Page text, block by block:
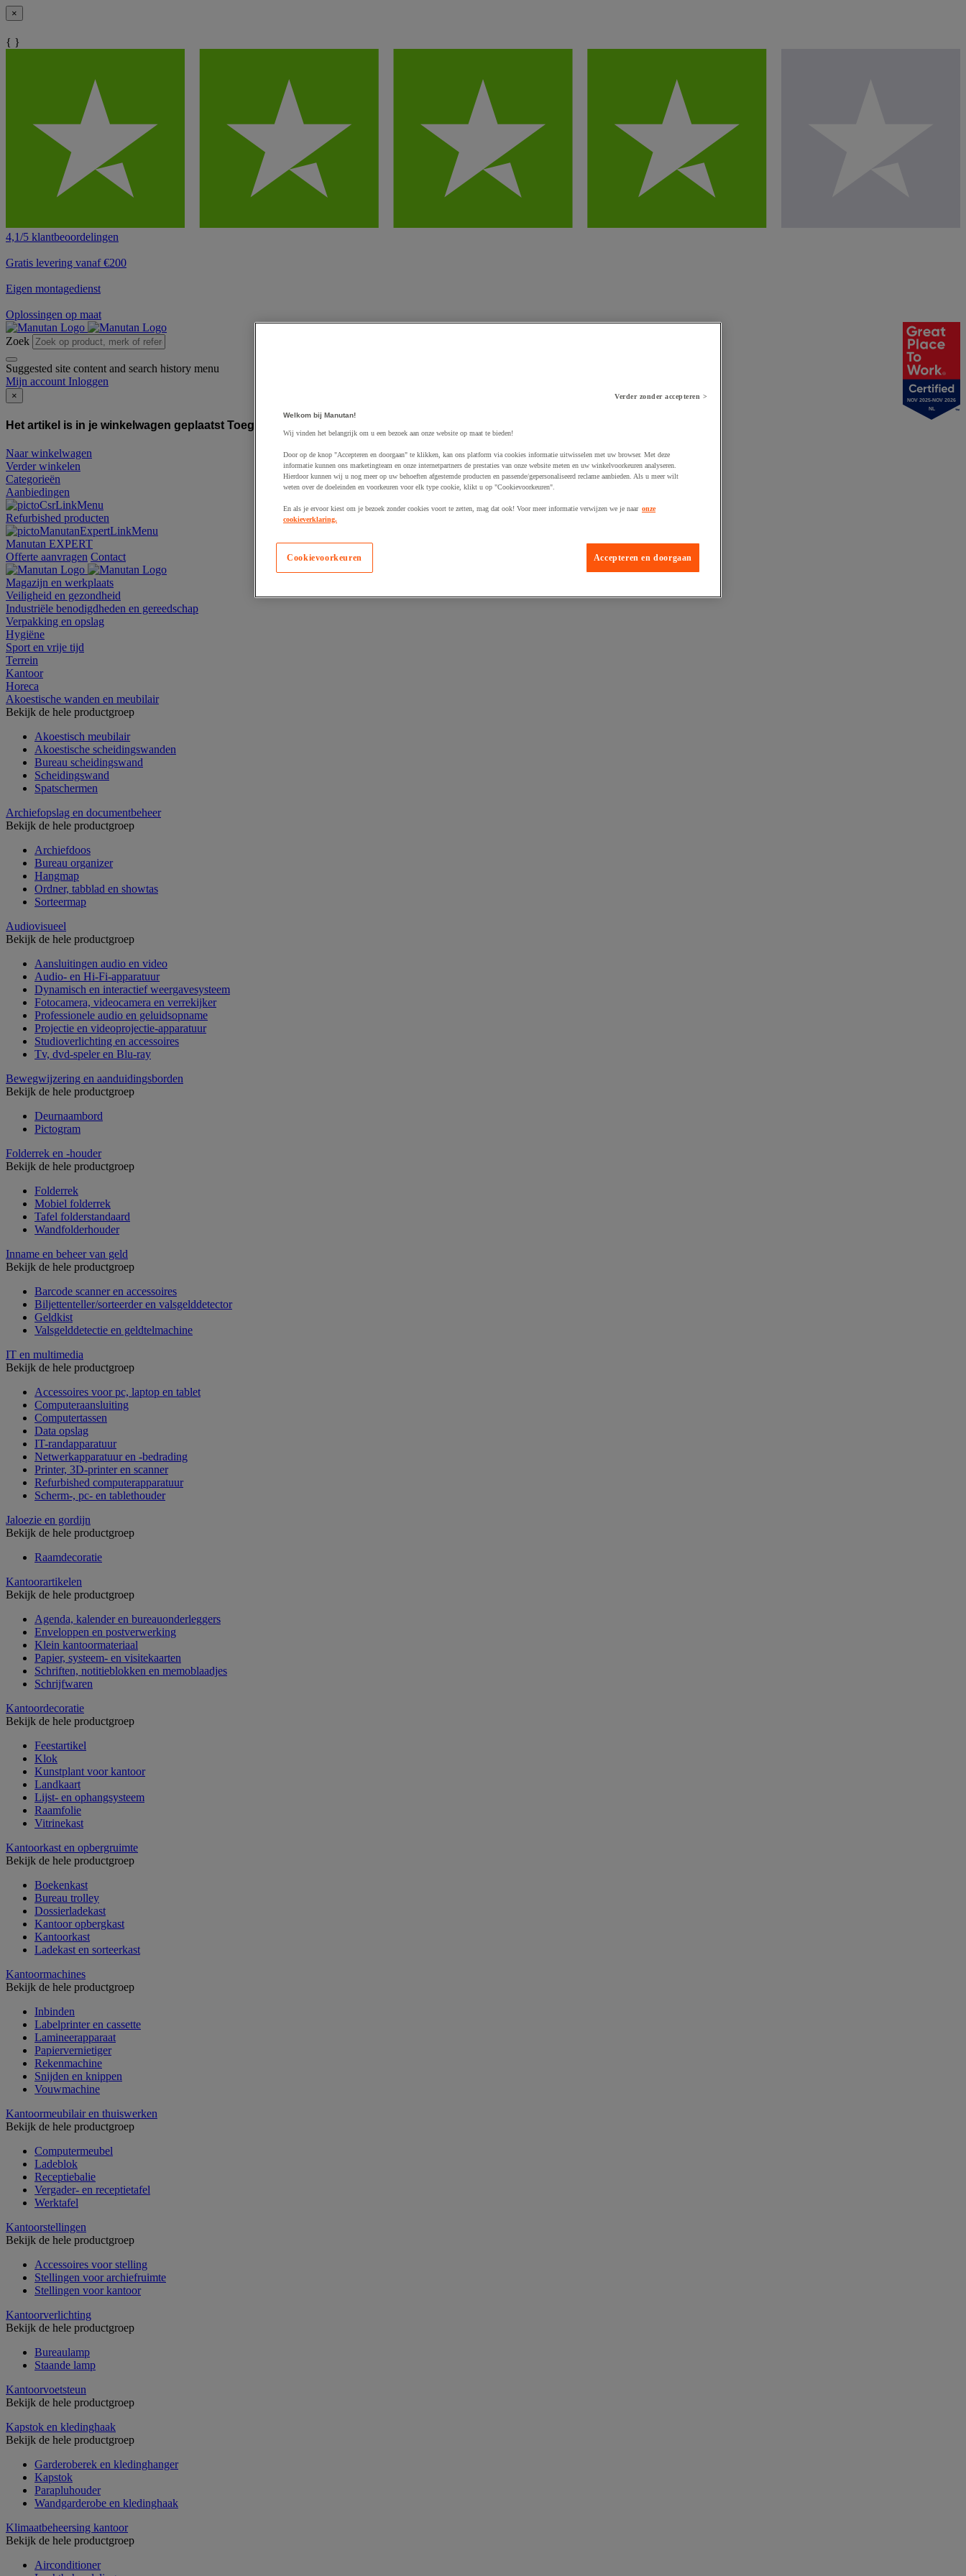
×
{ }
4,1/5 klantbeoordelingen
Gratis levering vanaf €200
Eigen montagedienst
Oplossingen op maat
Zoek
Suggested site content and search history menu
Mijn account Inloggen
×
Het artikel is in je winkelwagen geplaatst Toegevoegd aan winkelwagen
Naar winkelwagen
Verder winkelen
Categorieën
Aanbiedingen
Refurbished producten
Manutan EXPERT
Offerte aanvragen Contact
Magazijn en werkplaats
Veiligheid en gezondheid
Industriële benodigdheden en gereedschap
Verpakking en opslag
Hygiëne
Sport en vrije tijd
Terrein
Kantoor
Horeca
Akoestische wanden en meubilair
Bekijk de hele productgroep
Akoestisch meubilair
Akoestische scheidingswanden
Bureau scheidingswand
Scheidingswand
Spatschermen
Archiefopslag en documentbeheer
Bekijk de hele productgroep
Archiefdoos
Bureau organizer
Hangmap
Ordner, tabblad en showtas
Sorteermap
Audiovisueel
Bekijk de hele productgroep
Aansluitingen audio en video
Audio- en Hi-Fi-apparatuur
Dynamisch en interactief weergavesysteem
Fotocamera, videocamera en verrekijker
Professionele audio en geluidsopname
Projectie en videoprojectie-apparatuur
Studioverlichting en accessoires
Tv, dvd-speler en Blu-ray
Bewegwijzering en aanduidingsborden
Bekijk de hele productgroep
Deurnaambord
Pictogram
Folderrek en -houder
Bekijk de hele productgroep
Folderrek
Mobiel folderrek
Tafel folderstandaard
Wandfolderhouder
Inname en beheer van geld
Bekijk de hele productgroep
Barcode scanner en accessoires
Biljettenteller/sorteerder en valsgelddetector
Geldkist
Valsgelddetectie en geldtelmachine
IT en multimedia
Bekijk de hele productgroep
Accessoires voor pc, laptop en tablet
Computeraansluiting
Computertassen
Data opslag
IT-randapparatuur
Netwerkapparatuur en -bedrading
Printer, 3D-printer en scanner
Refurbished computerapparatuur
Scherm-, pc- en tablethouder
Jaloezie en gordijn
Bekijk de hele productgroep
Raamdecoratie
Kantoorartikelen
Bekijk de hele productgroep
Agenda, kalender en bureauonderleggers
Enveloppen en postverwerking
Klein kantoormateriaal
Papier, systeem- en visitekaarten
Schriften, notitieblokken en memoblaadjes
Schrijfwaren
Kantoordecoratie
Bekijk de hele productgroep
Feestartikel
Klok
Kunstplant voor kantoor
Landkaart
Lijst- en ophangsysteem
Raamfolie
Vitrinekast
Kantoorkast en opbergruimte
Bekijk de hele productgroep
Boekenkast
Bureau trolley
Dossierladekast
Kantoor opbergkast
Kantoorkast
Ladekast en sorteerkast
Kantoormachines
Bekijk de hele productgroep
Inbinden
Labelprinter en cassette
Lamineerapparaat
Papiervernietiger
Rekenmachine
Snijden en knippen
Vouwmachine
Kantoormeubilair en thuiswerken
Bekijk de hele productgroep
Computermeubel
Ladeblok
Receptiebalie
Vergader- en receptietafel
Werktafel
Kantoorstellingen
Bekijk de hele productgroep
Accessoires voor stelling
Stellingen voor archiefruimte
Stellingen voor kantoor
Kantoorverlichting
Bekijk de hele productgroep
Bureaulamp
Staande lamp
Kantoorvoetsteun
Bekijk de hele productgroep
Kapstok en kledinghaak
Bekijk de hele productgroep
Garderoberek en kledinghanger
Kapstok
Parapluhouder
Wandgarderobe en kledinghaak
Klimaatbeheersing kantoor
Bekijk de hele productgroep
Airconditioner
NOV 2025-NOV 2026
NL
Verder zonder accepteren >
Welkom bij Manutan!
Wij vinden het belangrijk om u een bezoek aan onze website op maat te bieden!
Door op de knop "Accepteren en doorgaan" te klikken, kan ons platform via cookies informatie uitwisselen met uw browser. Met deze
informatie kunnen ons marketingteam en onze internetpartners de prestaties van onze website meten en uw winkelvoorkeuren analyseren.
Hierdoor kunnen wij u nog meer op uw behoeften afgestemde producten en passende/gepersonaliseerd reclame aanbieden. Als u meer wilt
weten over de doeleinden en voorkeuren voor elk type cookie, klikt u op "Cookievoorkeuren".
En als je ervoor kiest om je bezoek zonder cookies voort te zetten, mag dat ook! Voor meer informatie verwijzen we je naar onze
cookieverklaring.
Accepteren en doorgaan
Cookievoorkeuren